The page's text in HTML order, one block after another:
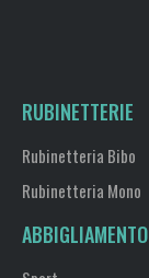
RUBINETTERIE
Rubinetteria Bibo
Rubinetteria Mono